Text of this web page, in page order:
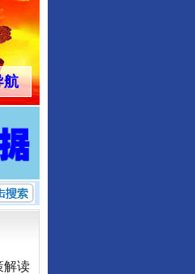
航
解读